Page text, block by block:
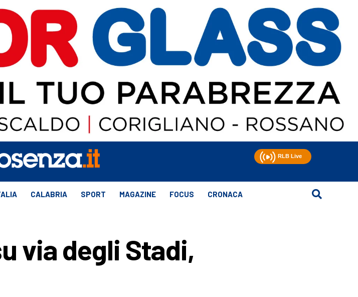
CALABRIA SPORT MAGAZINE FOCUS CRONACA
via degli Stadi,